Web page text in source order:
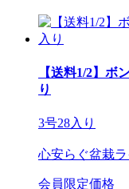
【送料1/2】ボ
り
3号28入り
心安らぐ盆栽ラ
会員限定価格